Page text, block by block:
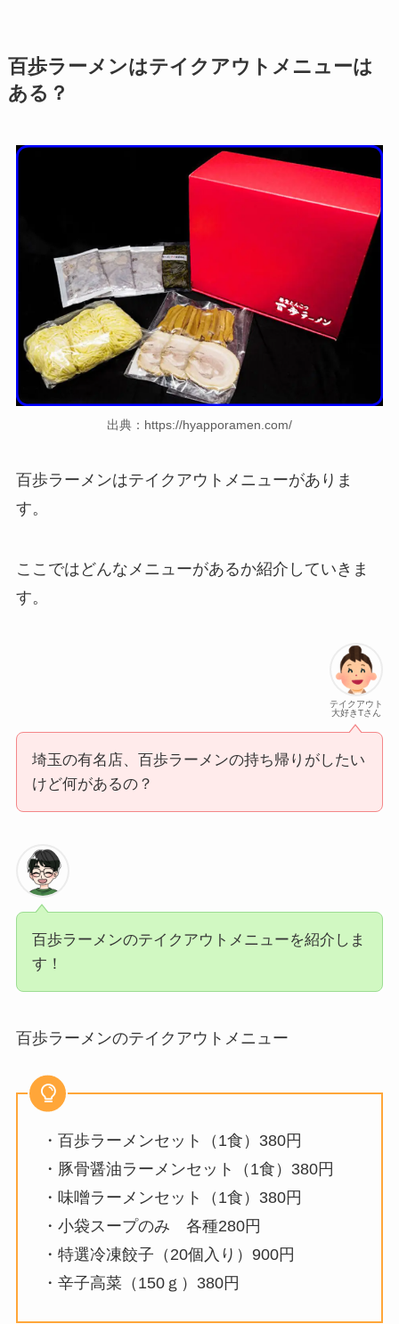
百歩ラーメンはテイクアウトメニューは
ある？
出典：https://hyapporamen.com/
百歩ラーメンはテイクアウトメニューがありま
す。
ここではどんなメニューがあるか紹介していきま
す。
テイクアウト
大好きTさん
埼玉の有名店、百歩ラーメンの持ち帰りがしたい
けど何があるの？
百歩ラーメンのテイクアウトメニューを紹介しま
す！
百歩ラーメンのテイクアウトメニュー
・百歩ラーメンセット（1食）380円
・豚骨醤油ラーメンセット（1食）380円
・味噌ラーメンセット（1食）380円
・小袋スープのみ 各種280円
・特選冷凍餃子（20個入り）900円
・辛子高菜（150ｇ）380円